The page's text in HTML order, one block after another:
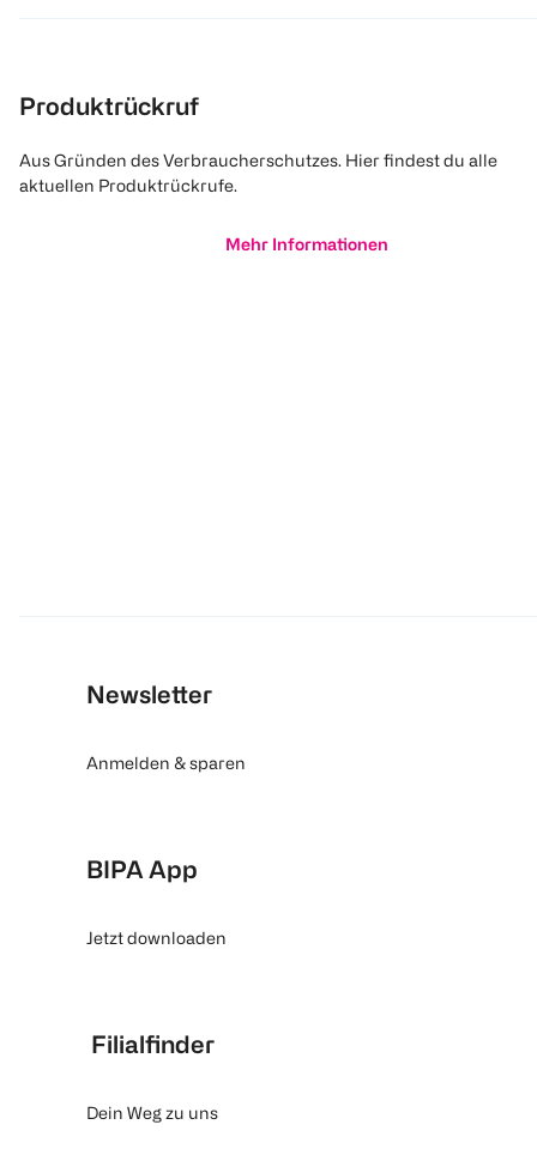
Produktrückruf
Aus Gründen des Verbraucherschutzes. Hier findest du alle
aktuellen Produktrückrufe.
Mehr Informationen
Newsletter
Anmelden & sparen
BIPA App
Jetzt downloaden
Filialfinder
Dein Weg zu uns